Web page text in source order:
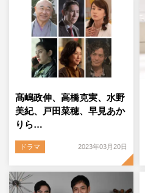
髙嶋政伸、高橋克実、水野
美紀、戸田菜穂、早見あか
りら…
ドラマ 2023年03月20日